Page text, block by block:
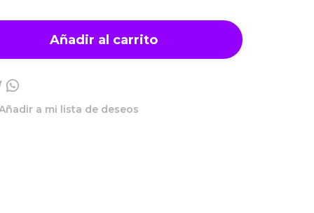
Añadir al carrito
a mi lista de deseos